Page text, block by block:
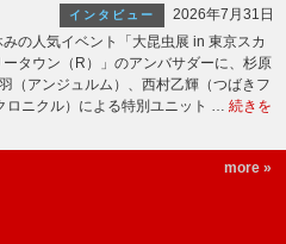
インタビュー
2026年7月31日
の人気イベント「大昆虫展 in 東京スカ
ータウン（R）」のアンバサダーに、杉原
（アンジュルム）、西村乙輝（つばきフ
ロニクル）による特別ユニット … 続きを
more »